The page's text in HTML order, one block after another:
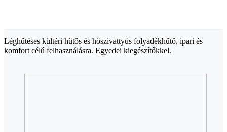
Léghűtéses kültéri hűtős és hőszivattyús folyadékhűtő, ipari és
komfort célú felhasználásra. Egyedei kiegészítőkkel.